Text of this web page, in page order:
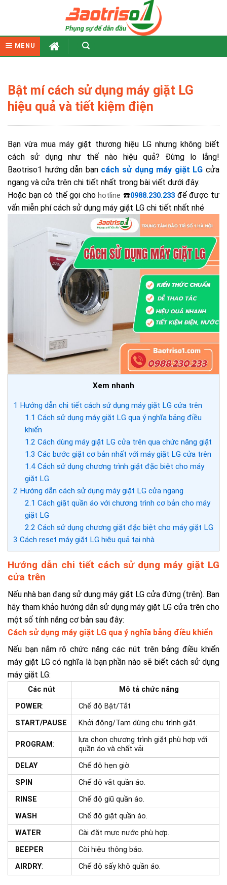
MENU
Bật mí cách sử dụng máy giặt LG
hiệu quả và tiết kiệm điện
Bạn vừa mua máy giặt thương hiệu LG nhưng không biết
cách sử dụng như thế nào hiệu quả? Đừng lo lắng!
Baotriso1 hướng dẫn bạn cách sử dụng máy giặt LG cửa
ngang và cửa trên chi tiết nhất trong bài viết dưới đây.
Hoặc bạn có thể gọi chohotline ☎️0988.230.233 để được tư
vấn miễn phí cách sử dụng máy giặt LG chi tiết nhất nhé
Xem nhanh
1 Hướng dẫn chi tiết cách sử dụng máy giặt LG cửa trên
1.1 Cách sử dụng máy giặt LG qua ý nghĩa bảng điều
khiển
1.2 Cách dùng máy giặt LG cửa trên qua chức năng giặt
1.3 Các bước giặt cơ bản nhất với máy giặt LG cửa trên
1.4Cách sử dụng chương trình giặt đặc biệt cho máy
giặt LG
2 Hướng dẫn cách sử dụng máy giặt LG cửa ngang
2.1 Cách giặt quần áo với chương trình cơ bản cho máy
giặt LG
2.2 Cách sử dụng chương giặt đặc biệt cho máy giặt LG
3 Cách reset máy giặt LG hiệu quả tại nhà
Hướng dẫn chi tiết cách sử dụng máy giặt LG
cửa trên
Nếu nhà bạn đang sử dụng máy giặt LG cửa đứng (trên). Bạn
hãy tham khảo hướng dẫn sử dụng máy giặt LG cửa trên cho
một số tính năng cơ bản sau đây:
Cách sử dụng máy giặt LG qua ý nghĩa bảng điều khiển
Nếu bạn nắm rõ chức năng các nút trên bảng điều khiển
máy giặt LG có nghĩa là bạn phần nào sẽ biết cách sử dụng
máy giặt LG:
Các nút
Mô tả chức năng
POWER:
Chế độ Bật/Tắt
START/PAUSE
Khởi động/Tạm dừng chu trình giặt.
PROGRAM:
lựa chọn chương trình giặt phù hợp với
quần áo và chất vải.
DELAY
Chế độ hẹn giờ.
SPIN
Chế độ vắt quần áo.
RINSE
Chế độ giũ quần áo.
WASH
Chế độ giặt quần áo.
WATER
Cài đặt mực nước phù hợp.
BEEPER
Còi hiệu thông báo.
AIRDRY: Chế độ sấy khô quần áo.